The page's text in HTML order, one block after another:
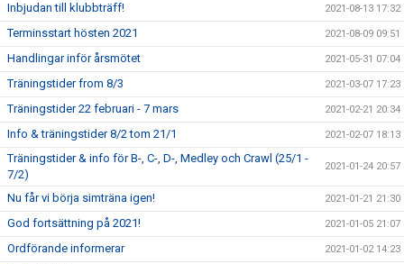
Inbjudan till klubbträff! 2021-08-13 17:32
Terminsstart hösten 2021 2021-08-09 09:51
Handlingar inför årsmötet 2021-05-31 07:04
Träningstider from 8/3 2021-03-07 17:23
Träningstider 22 februari - 7 mars 2021-02-21 20:34
Info & träningstider 8/2 tom 21/1 2021-02-07 18:13
Träningstider & info för B-, C-, D-, Medley och Crawl (25/1 -
7/2)
2021-01-24 20:57
Nu får vi börja simträna igen! 2021-01-21 21:30
God fortsättning på 2021! 2021-01-05 21:07
Ordförande informerar 2021-01-02 14:23